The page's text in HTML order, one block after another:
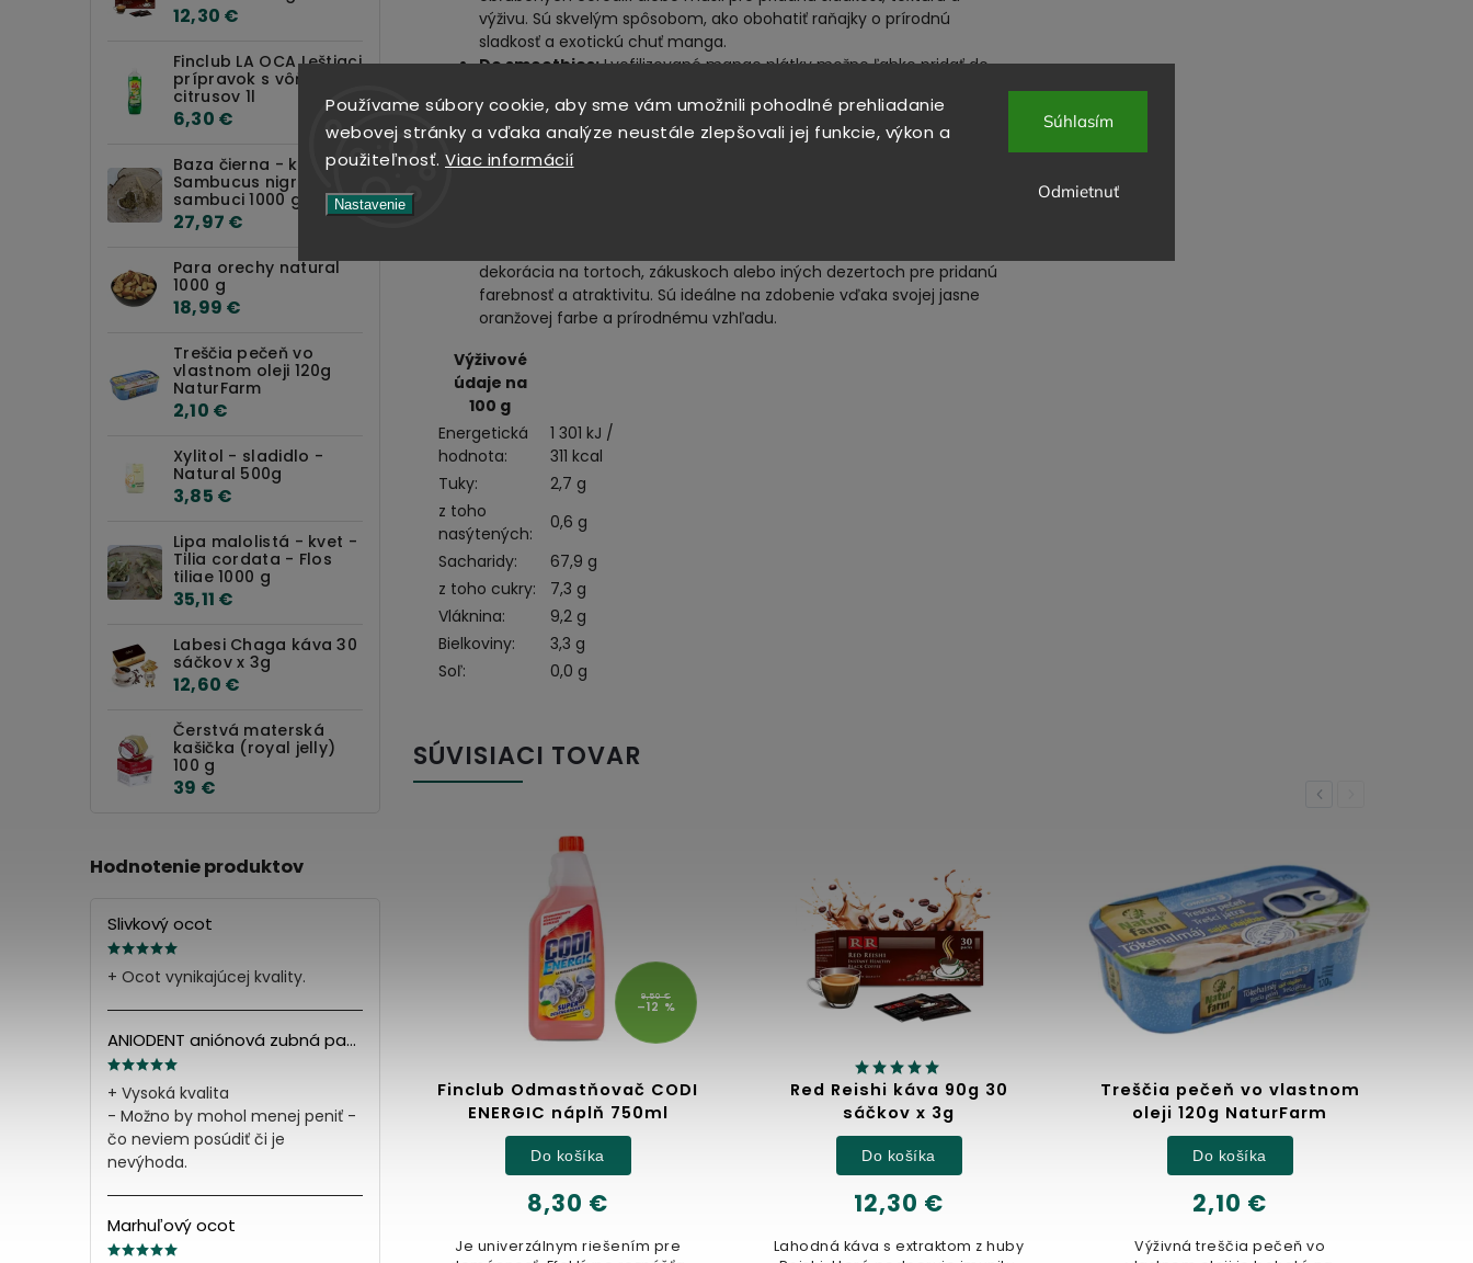
Používame súbory cookie, aby sme vám umožnili pohodlné prehliadanie
webovej stránky a vďaka analýze neustále zlepšovali jej funkcie, výkon a
použiteľnosť. Viac informácií
Nastavenie
Odmietnuť
Súhlasím
12,30 €
Finclub LA OCA Leštiaci
prípravok s vôňou
citrusov 1l
6,30 €
Baza čierna - kvet -
Sambucus nigra - Flos
sambuci 1000 g
27,97 €
Para orechy natural
1000 g
18,99 €
Treščia pečeň vo
vlastnom oleji 120g
NaturFarm
2,10 €
Xylitol - sladidlo -
Natural 500g
3,85 €
Lipa malolistá - kvet -
Tilia cordata - Flos
tiliae 1000 g
35,11 €
Labesi Chaga káva 30
sáčkov x 3g
12,60 €
Čerstvá materská
kašička (royal jelly)
100 g
39 €
Hodnotenie produktov
Slivkový ocot
+ Ocot vynikajúcej kvality.
ANIODENT aniónová zubná pasta s minerálnymi soľami 165g
+ Vysoká kvalita
- Možno by mohol menej peniť -
čo neviem posúdiť či je
nevýhoda.
Marhuľový ocot
výživu. Sú skvelým spôsobom, ako obohatiť raňajky o prírodnú
sladkosť a exotickú chuť manga.
Do smoothies:Lyofilizované mango plátky možno ľahko pridať do
mixéra spolu s ďalšími ingredienciami a mixovať do hladkej
konzistencie.
Prísada do dezertov:
dekorácia na tortoch, zákuskoch alebo iných dezertoch pre pridanú
farebnosť a atraktivitu. Sú ideálne na zdobenie vďaka svojej jasne
oranžovej farbe a prírodnému vzhľadu.
Výživové
údaje na
100 g
Energetická
hodnota:
1 301 kJ /
311 kcal
Tuky:
2,7 g
z toho
nasýtených:
0,6 g
Sacharidy:
67,9 g
z toho cukry:
7,3 g
Vláknina:
9,2 g
Bielkoviny:
3,3 g
Soľ:
0,0 g
SÚVISIACI TOVAR
Previous
Jablčný ocot
6,32 €
Detail
100% prírodný nefiltrovaný jablčný
ocot, vyrobený z čerstvých jabĺk
9,50 €
–12 %
Finclub Odmastňovač CODI
ENERGIC náplň 750ml
8,30 €
Do košíka
Je univerzálnym riešením pre
Red Reishi káva 90g 30
sáčkov x 3g
12,30 €
Do košíka
Lahodná káva s extraktom z huby
Treščia pečeň vo vlastnom
oleji 120g NaturFarm
2,10 €
Do košíka
Výživná treščia pečeň vo